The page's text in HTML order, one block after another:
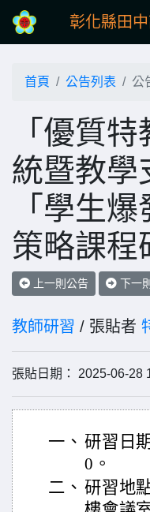
彰化縣田
首頁 公告列表 公
「優質
統暨教學
「學生
策略課程
上一則公告 下一
教師研習 / 張貼者
張貼日期： 2025-06-
一、 研習日
0。
二、 研習地